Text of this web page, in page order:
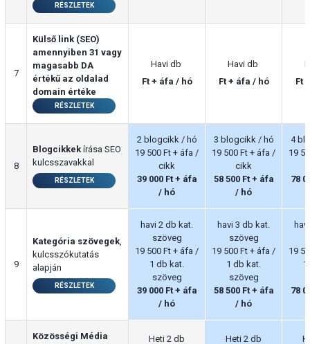
RÉSZLETEK
7
Külső link (SEO)
amennyiben 31 vagy
magasabb DA
értékű az oldalad
domain értéke
RÉSZLETEK
Havi db
Ft + áfa / hó
Havi db
Ft + áfa / hó
Ft
8
Blogcikkek írása SEO
kulcsszavakkal
RÉSZLETEK
2 blogcikk / hó
19 500 Ft + áfa /
cikk
39 000 Ft + áfa
/ hó
3 blogcikk / hó
19 500 Ft + áfa /
cikk
58 500 Ft + áfa
/ hó
4
19
78
9
Kategória szövegek,
kulcsszókutatás
alapján
RÉSZLETEK
havi 2 db kat.
szöveg
19 500 Ft + áfa /
1 db kat.
szöveg
39 000 Ft + áfa
/ hó
havi 3 db kat.
szöveg
19 500 Ft + áfa /
1 db kat.
szöveg
58 500 Ft + áfa
/ hó
19
78
Közösségi Média Heti 2 db Heti 2 db